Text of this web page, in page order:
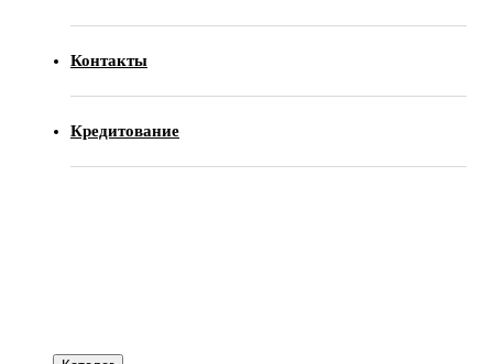
Контакты
Кредитование